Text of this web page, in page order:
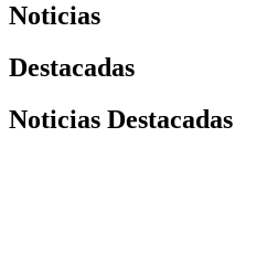
Noticias
Destacadas
Noticias Destacadas